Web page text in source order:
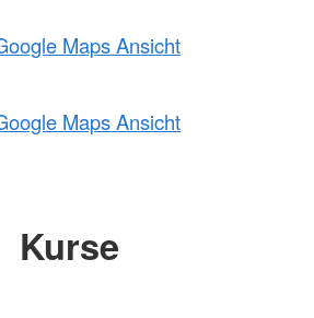
Maps Ansicht
Maps Ansicht
Kurse